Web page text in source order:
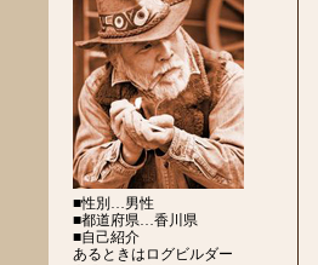
■性別…男性
■都道府県…香川県
■自己紹介
あるときはログビルダー